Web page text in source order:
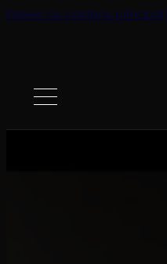
Passer au contenu principal